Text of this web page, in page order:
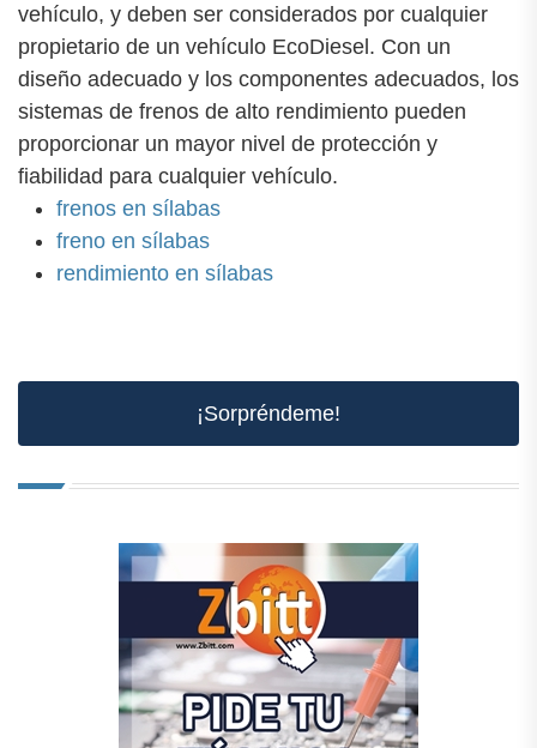
vehículo, y deben ser considerados por cualquier
propietario de un vehículo EcoDiesel. Con un
diseño adecuado y los componentes adecuados, los
sistemas de frenos de alto rendimiento pueden
proporcionar un mayor nivel de protección y
fiabilidad para cualquier vehículo.
frenos en sílabas
freno en sílabas
rendimiento en sílabas
¡Sorpréndeme!